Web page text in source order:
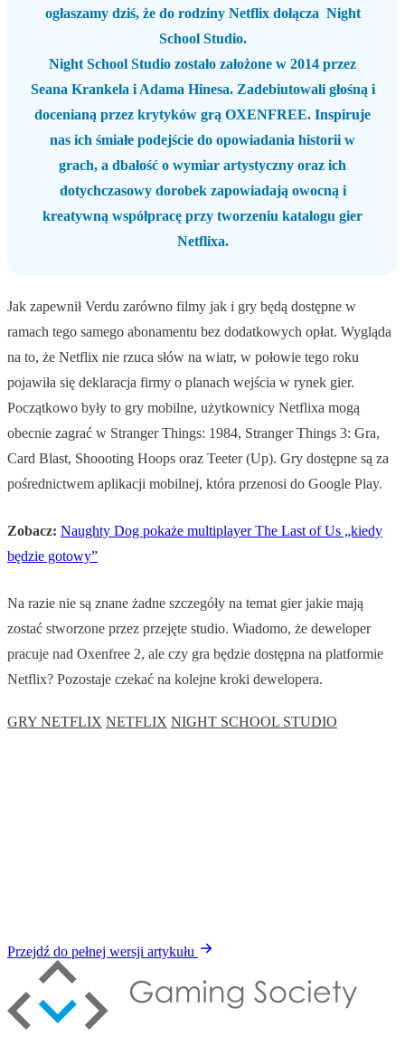
ogłaszamy dziś, że do rodziny Netflix dołącza Night
School Studio.
Night School Studio zostało założone w 2014 przez
Seana Krankela i Adama Hinesa. Zadebiutowali głośną i
docenianą przez krytyków grą OXENFREE. Inspiruje
nas ich śmiałe podejście do opowiadania historii w
grach, a dbałość o wymiar artystyczny oraz ich
dotychczasowy dorobek zapowiadają owocną i
kreatywną współpracę przy tworzeniu katalogu gier
Netflixa.
Jak zapewnił Verdu zarówno filmy jak i gry będą dostępne w
ramach tego samego abonamentu bez dodatkowych opłat. Wygląda
na to, że Netflix nie rzuca słów na wiatr, w połowie tego roku
pojawiła się deklaracja firmy o planach wejścia w rynek gier.
Początkowo były to gry mobilne, użytkownicy Netflixa mogą
obecnie zagrać w Stranger Things: 1984, Stranger Things 3: Gra,
Card Blast, Shoooting Hoops oraz Teeter (Up). Gry dostępne są za
pośrednictwem aplikacji mobilnej, która przenosi do Google Play.
Zobacz: Naughty Dog pokaże multiplayer The Last of Us „kiedy
będzie gotowy”
Na razie nie są znane żadne szczegóły na temat gier jakie mają
zostać stworzone przez przejęte studio. Wiadomo, że deweloper
pracuje nad Oxenfree 2, ale czy gra będzie dostępna na platformie
Netflix? Pozostaje czekać na kolejne kroki dewelopera.
GRY NETFLIX NETFLIX NIGHT SCHOOL STUDIO
Przejdź do pełnej wersji artykułu